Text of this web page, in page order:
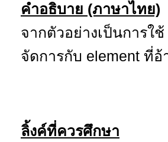
คำอธิบาย (ภาษาไทย)
จากตัวอย่างเป็นการใช้
จัดการกับ element ที่อ้
ลิ้งค์ที่ควรศึกษา